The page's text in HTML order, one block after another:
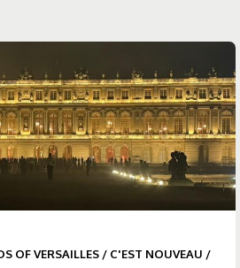
OF VERSAILLES/ C'EST NOUVEAU /